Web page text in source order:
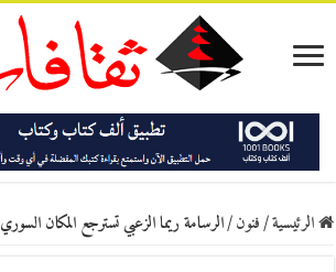
الرئيسية/فنون/الرسامة ريما الزعبي تسترجع المكان السوري